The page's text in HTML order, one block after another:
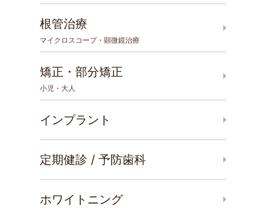
根管治療
マイクロスコープ・顕微鏡治療
矯正・部分矯正
小児・大人
インプラント
定期健診 / 予防歯科
ホワイトニング